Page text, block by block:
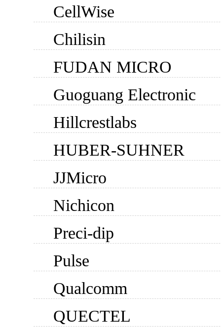
CellWise
Chilisin
FUDAN MICRO
Guoguang Electronic
Hillcrestlabs
HUBER-SUHNER
JJMicro
Nichicon
Preci-dip
Pulse
Qualcomm
QUECTEL